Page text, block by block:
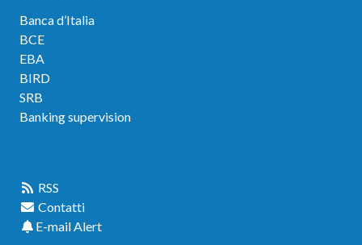
Banca d’Italia
BCE
EBA
BIRD
SRB
Banking supervision
Link veloci
RSS
Contatti
E-mail Alert